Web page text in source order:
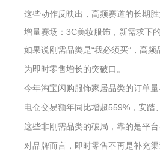
这些动作反映出，高频赛道的长期
增量赛场：3C美妆服饰，新需求下
如果说刚需品类是“我必须买”，高
为即时零售增长的突破口。
今年淘宝闪购服饰家居品类的订单
电仓交易额年同比增超559%，安
这些非刚需品类的破局，靠的是平
对品牌而言，即时零售不再是补充